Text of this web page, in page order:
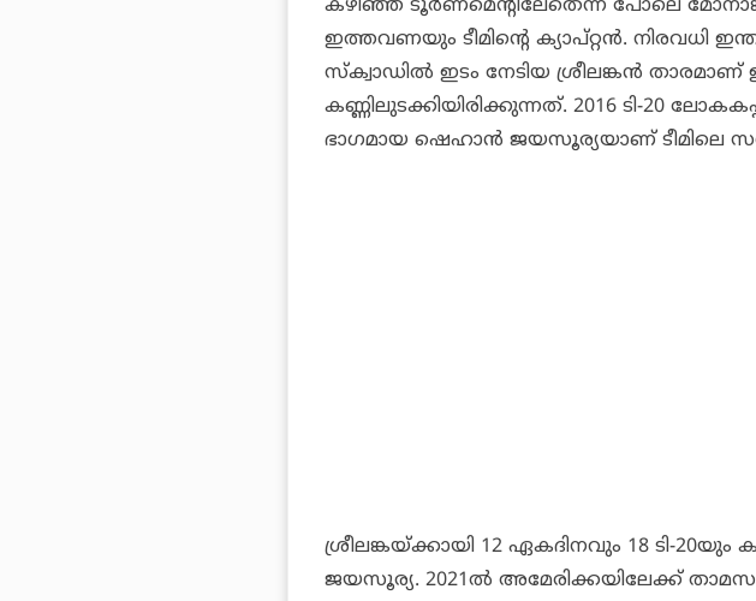
കഴിഞ്ഞ ടൂര്‍ണമെന്റിലേതെന്ന പോലെ
ഇത്തവണയും ടീമിന്റെ ക്യാപ്റ്റന്‍. നിരവധി
സ്‌ക്വാഡില്‍ ഇടം നേടിയ ശ്രീലങ്കന്‍
കണ്ണിലുടക്കിയിരിക്കുന്നത്. 2016 ടി-20
ഭാഗമായ ഷെഹാന്‍ ജയസൂര്യയാണ് ടീമിലെ
ശ്രീലങ്കയ്ക്കായി 12 ഏകദിനവും 18 ടി-
ജയസൂര്യ. 2021ല്‍ അമേരിക്കയിലേക്ക്